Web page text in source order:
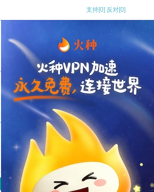
支持[0] 反对[0]
支持 反对
[0]
旋风加速度器 快连加速器